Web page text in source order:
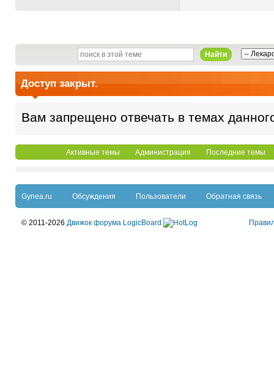
Найти
Доступ закрыт.
Вам запрещено отвечать в темах
Активные темы Администрация Последние темы
Gynea.ru Обсуждения Пользователи Обратная связь
© 2011-2026 Движок форума LogicBoard